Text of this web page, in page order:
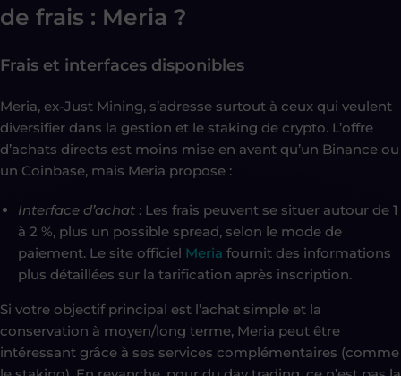
de frais : Meria ?
Frais et interfaces disponibles
Meria, ex-Just Mining, s’adresse surtout à ceux qui veulent
diversifier dans la gestion et le staking de crypto. L’offre
d’achats directs est moins mise en avant qu’un Binance ou
un Coinbase, mais Meria propose :
Interface d’achat : Les frais peuvent se situer autour de 1
à 2 %, plus un possible spread, selon le mode de
paiement. Le site officiel Meria fournit des informations
plus détaillées sur la tarification après inscription.
Si votre objectif principal est l’achat simple et la
conservation à moyen/long terme, Meria peut être
intéressant grâce à ses services complémentaires (comme